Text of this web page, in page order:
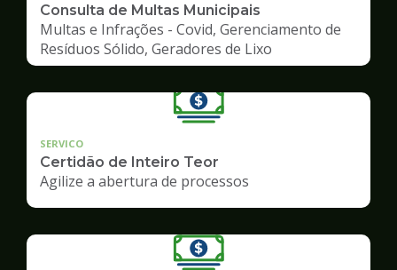
Consulta de Multas Municipais
Multas e Infrações - Covid, Gerenciamento de
Resíduos Sólido, Geradores de Lixo
SERVICO
Certidão de Inteiro Teor
Agilize a abertura de processos